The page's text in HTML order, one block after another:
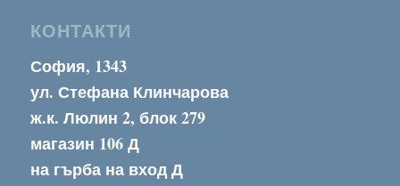
КОНТАКТИ
София, 1343
ул. Стефана Клинчарова
ж.к. Люлин 2, блок 279
магазин 106 Д
на гърба на вход Д